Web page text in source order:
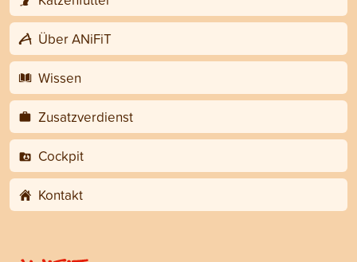
Über ANiFiT
Wissen
Zusatzverdienst
Cockpit
Kontakt